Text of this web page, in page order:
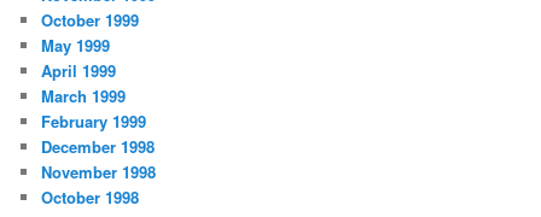
October 1999
May 1999
April 1999
March 1999
February 1999
December 1998
November 1998
October 1998